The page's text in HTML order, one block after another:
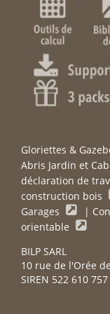
Gloriettes &
Abris Jardin et
déclaration de
construction bois
Garages
|
orientable
BILP SARL
10 rue de l'Orée
SIREN 522 610